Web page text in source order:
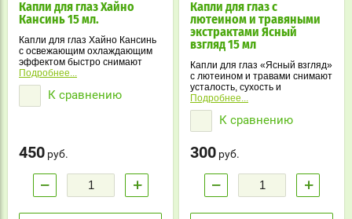
Капли для глаз Хайно
Кансинь 15 мл.
Капли для глаз Хайно Кансинь
с освежающим охлаждающим
эффектом быстро снимают
усталость и дискомфорт,
связанные с сухостью, зудом и
покраснением глаз. Идеальны
для тех, кто много времени
Подробнее...
К сравнению
450 руб.
− +
Капли для глаз с
лютеином и травяными
экстрактами Ясный
взгляд 15 мл
Капли для глаз «Ясный взгляд»
с лютеином и травами снимают
усталость, сухость и
напряжение после
компьютера. Освежают,
увлажняют и улучшают
четкость зрения.
Подробнее...
К сравнению
300 руб.
− +